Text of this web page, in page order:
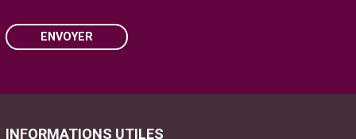
ENVOYER
INFORMATIONS UTILES